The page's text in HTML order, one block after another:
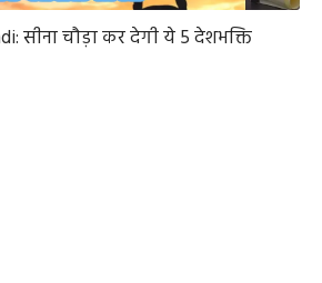
सीना चौड़ा कर देगी ये 5 देशभक्ति